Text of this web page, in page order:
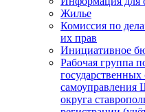
Жилье
Комиссия по
их прав
Инициативное
Рабочая группа
самоуправления
округа